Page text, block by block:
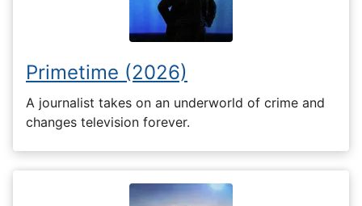
Primetime (2026)
A journalist takes on an underworld of crime and
changes television forever.